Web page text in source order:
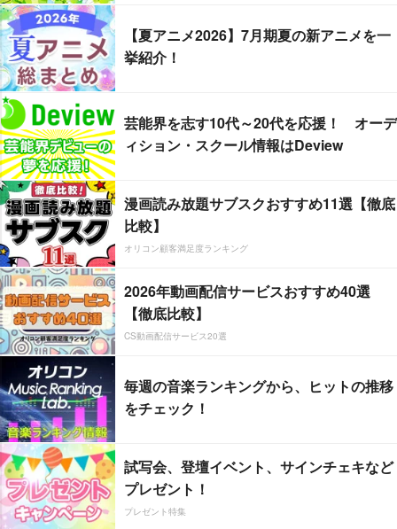
【夏アニメ2026】7月期夏の新アニメを一
挙紹介！
芸能界を志す10代～20代を応援！ オーデ
ィション・スクール情報はDeview
漫画読み放題サブスクおすすめ11選【徹底
比較】
オリコン顧客満足度ランキング
2026年動画配信サービスおすすめ40選
【徹底比較】
CS動画配信サービス20選
毎週の音楽ランキングから、ヒットの推移
をチェック！
試写会、登壇イベント、サインチェキなど
プレゼント！
プレゼント特集